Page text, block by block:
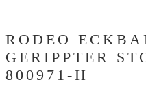
RODEO
GERIPPTER
800971-H